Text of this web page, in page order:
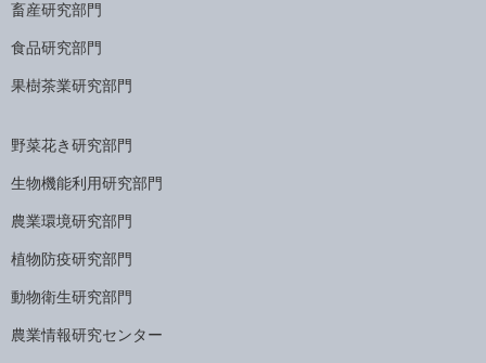
畜産研究部門
食品研究部門
果樹茶業研究部門
野菜花き研究部門
生物機能利用研究部門
農業環境研究部門
植物防疫研究部門
動物衛生研究部門
農業情報研究センター